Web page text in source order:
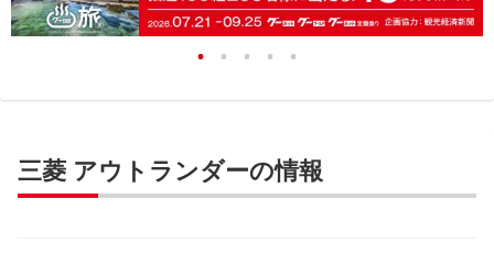
三菱 アウトランダーの情報